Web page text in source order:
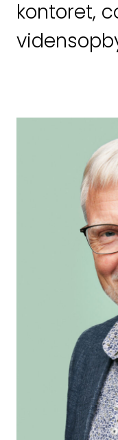
Udfyld
kontoret,